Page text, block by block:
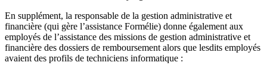
En supplément, la responsable de la gestion administrative et
financière (qui gère l’assistance Formélie) donne également aux
employés de l’assistance des missions de gestion administrative et
financière des dossiers de remboursement alors que lesdits employés
avaient des profils de techniciens informatique :